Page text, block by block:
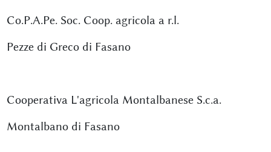
Co.P.A.Pe. Soc. Coop. agricola a r.l.
Pezze di Greco di Fasano
Cooperativa L'agricola Montalbanese S.c.a.
Montalbano di Fasano